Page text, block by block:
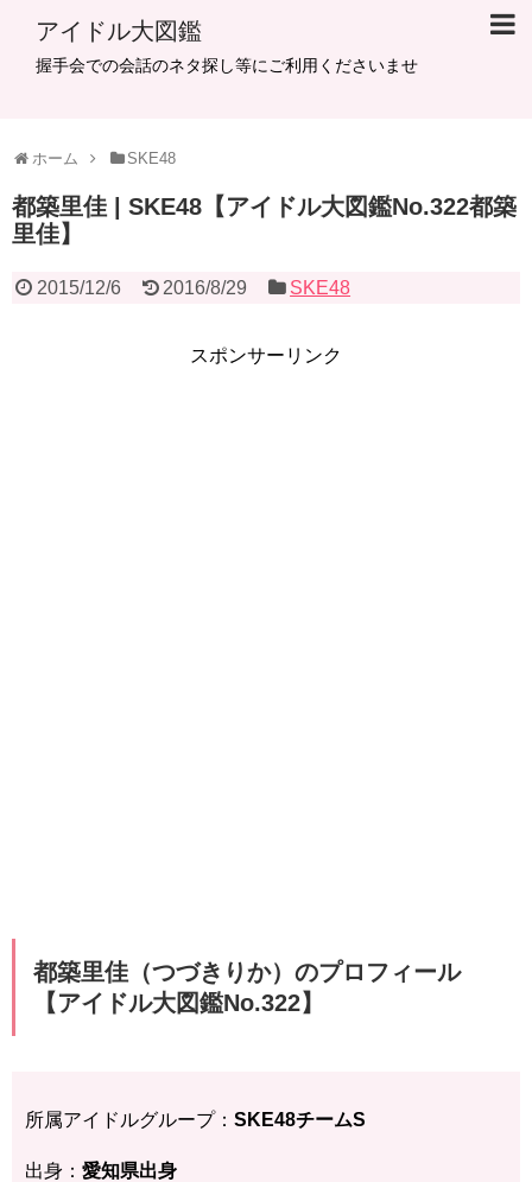
アイドル大図鑑
握手会での会話のネタ探し等にご利用くださいませ
ホーム SKE48
都築里佳 | SKE48【アイドル大図鑑No.322都築
里佳】
2015/12/6 2016/8/29 SKE48
スポンサーリンク
都築里佳（つづきりか）のプロフィール
【アイドル大図鑑No.322】
所属アイドルグループ： SKE48チームS
出身： 愛知県出身